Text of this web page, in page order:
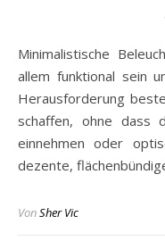
Minimalistische Beleuchtung für schmale Flure muss vor
allem funktional sein
Herausforderung
schaffen, ohne dass
einnehmen oder
dezente,
VonSher Vic